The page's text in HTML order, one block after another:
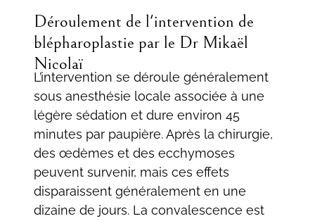
Déroulement de l'intervention de
blépharoplastie par le Dr Mikaël
Nicolaï
L’intervention se déroule généralement
sous anesthésie locale associée à une
légère sédation et dure environ 45
minutes par paupière. Après la chirurgie,
des œdèmes et des ecchymoses
peuvent survenir, mais ces effets
disparaissent généralement en une
dizaine de jours. La convalescence est